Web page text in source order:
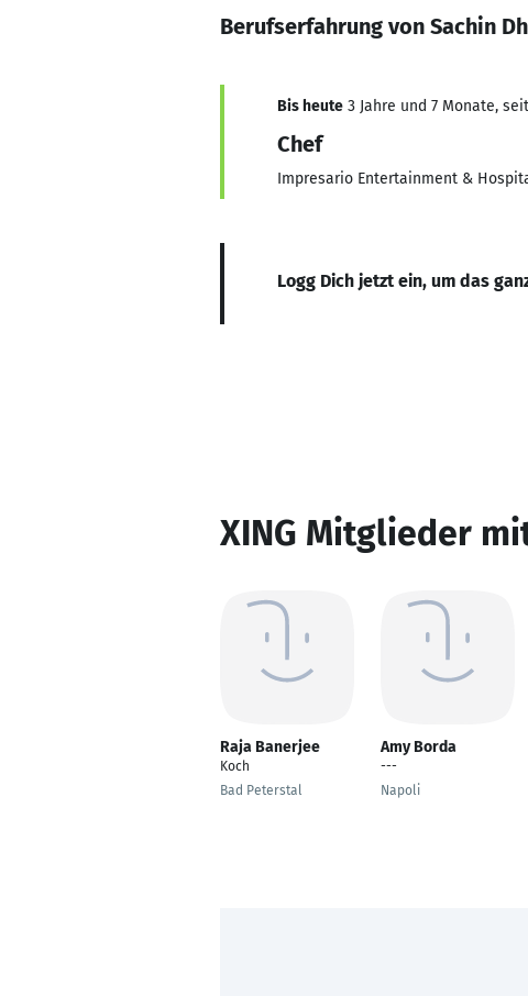
Berufserfahrung von Sachin
Bis heute 3 Jahre und 7 Monate,
Chef
Impresario Entertainment &
Logg Dich jetzt ein, um das
XING Mitglieder
Raja Banerjee
Koch
Bad Peterstal
Amy Borda
---
Napoli